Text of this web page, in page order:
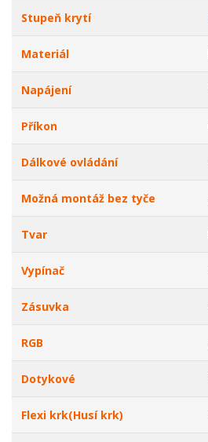
Stupeň krytí
Materiál
Napájení
Příkon
Dálkové ovládání
Možná montáž bez tyče
Tvar
Vypínač
Zásuvka
RGB
Dotykové
Flexi krk(Husí krk)